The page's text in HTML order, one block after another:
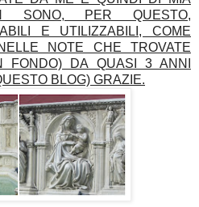
SONO, PER QUESTO,
E UTILIZZABILI, COME
NOTE CHE TROVATE
FONDO) DA QUASI 3 ANNI
BLOG) GRAZIE.